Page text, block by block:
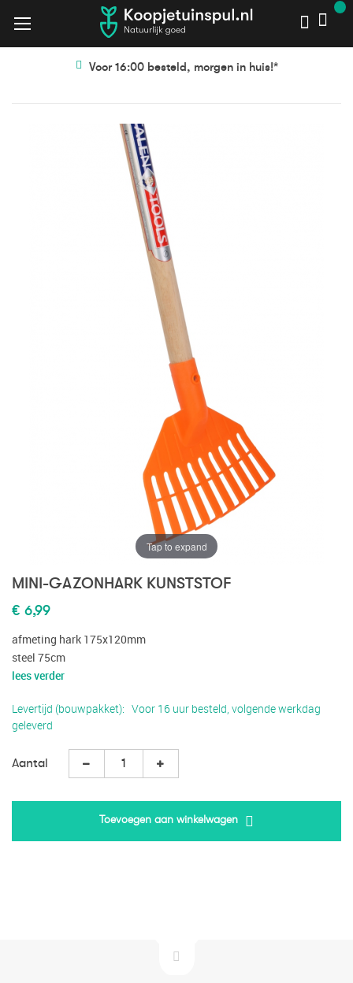
Voor 16:00 besteld, morgen in huis!*
MINI-GAZONHARK KUNSTSTOF
€ 6,99
afmeting hark 175x120mm
steel 75cm
lees verder
Levertijd (bouwpakket)
Voor 16 uur besteld, volgende werkdag
geleverd
Aantal
Toevoegen aan winkelwagen
Tap to expand